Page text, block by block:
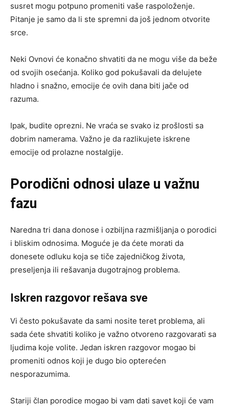
susret mogu potpuno promeniti vaše raspoloženje.
Pitanje je samo da li ste spremni da još jednom otvorite
srce.
Neki Ovnovi će konačno shvatiti da ne mogu više da beže
od svojih osećanja. Koliko god pokušavali da delujete
hladno i snažno, emocije će ovih dana biti jače od
razuma.
Ipak, budite oprezni. Ne vraća se svako iz prošlosti sa
dobrim namerama. Važno je da razlikujete iskrene
emocije od prolazne nostalgije.
Porodični odnosi ulaze u važnu
fazu
Naredna tri dana donose i ozbiljna razmišljanja o porodici
i bliskim odnosima. Moguće je da ćete morati da
donesete odluku koja se tiče zajedničkog života,
preseljenja ili rešavanja dugotrajnog problema.
Iskren razgovor rešava sve
Vi često pokušavate da sami nosite teret problema, ali
sada ćete shvatiti koliko je važno otvoreno razgovarati sa
ljudima koje volite. Jedan iskren razgovor mogao bi
promeniti odnos koji je dugo bio opterećen
nesporazumima.
Stariji član porodice mogao bi vam dati savet koji će vam